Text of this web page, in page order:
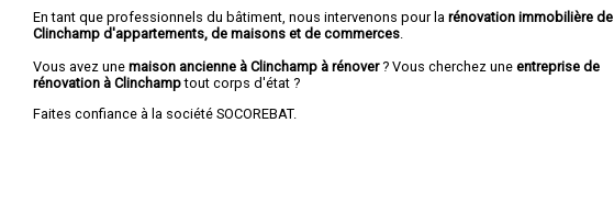
En tant que professionnels du bâtiment, nous intervenons pour la rénovation immobilière de
Clinchamp d'appartements, de maisons et de commerces
Vous avez une maison ancienne à Clinchamp à rénover? Vous cherchez une entreprise de
rénovation à Clinchamptout corps d'état ?
Faites confiance à la société SOCOREBAT.